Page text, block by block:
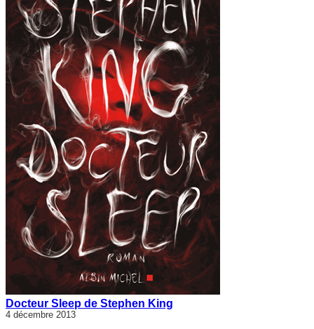
Docteur Sleep de Stephen King
4 décembre 2013